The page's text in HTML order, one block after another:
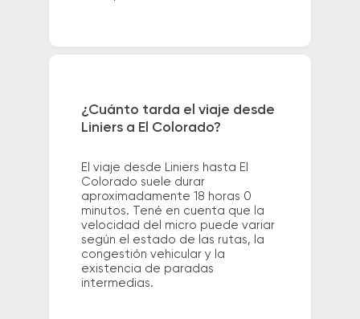
¿Cuánto tarda el viaje desde
Liniers a El Colorado?
El viaje desde Liniers hasta El
Colorado suele durar
aproximadamente 18 horas 0
minutos. Tené en cuenta que la
velocidad del micro puede variar
según el estado de las rutas, la
congestión vehicular y la
existencia de paradas
intermedias.